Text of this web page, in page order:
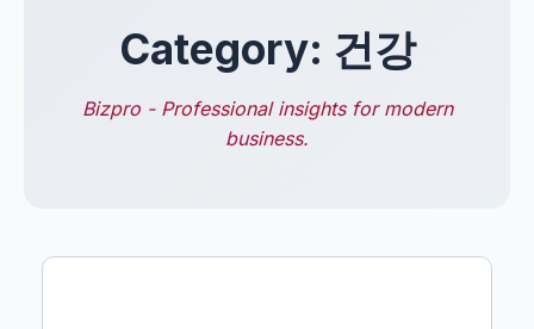
Category: 건강
Bizpro - Professional insights for modern
business.